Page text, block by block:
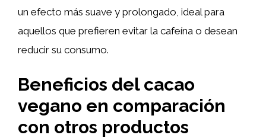
un efecto más suave y prolongado, ideal para
aquellos que prefieren evitar la cafeína o desean
reducir su consumo.
Beneficios del cacao
vegano en comparación
con otros productos